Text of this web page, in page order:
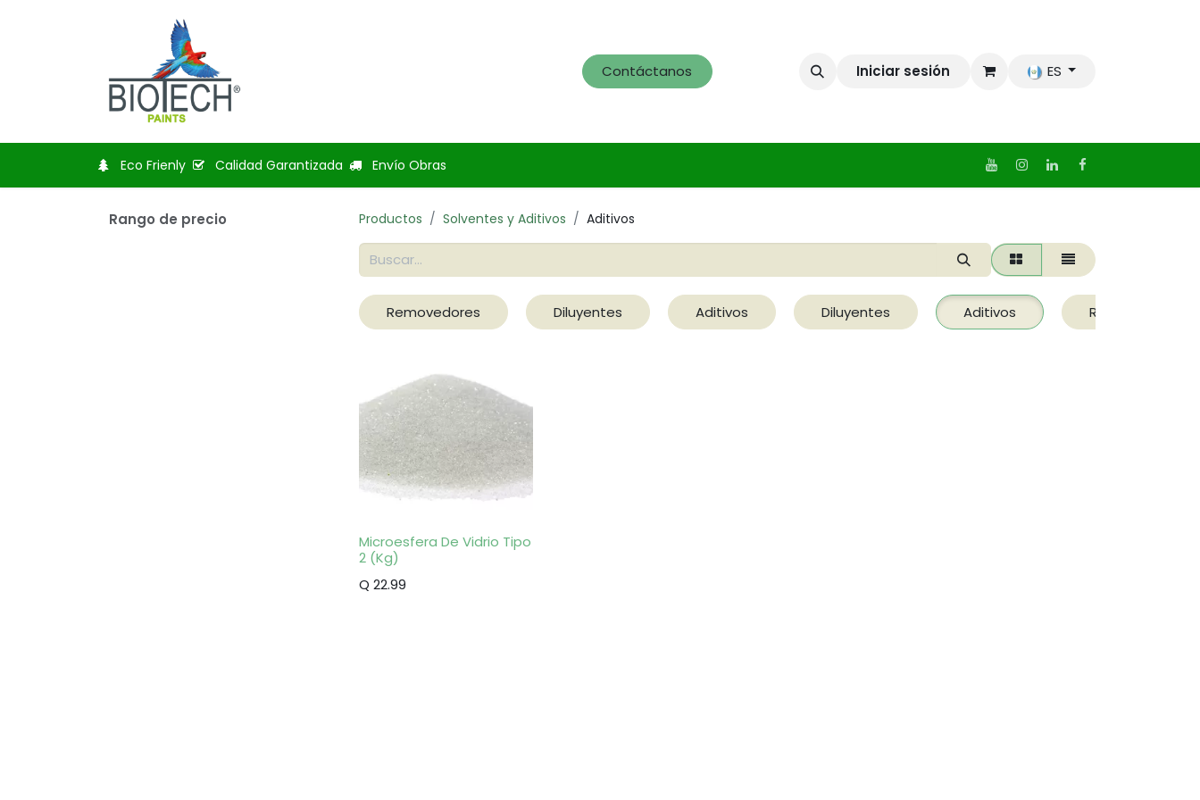
Contáctanos Iniciar sesión ES
Eco Frienly Calidad Garantizada Envío Obras
Rango de precio Productos Solventes y Aditivos Aditivos
Removedores Diluyentes Aditivos Diluyentes Aditivos Removedores
Microesfera De Vidrio Tipo
2 (Kg)
Q 22.99